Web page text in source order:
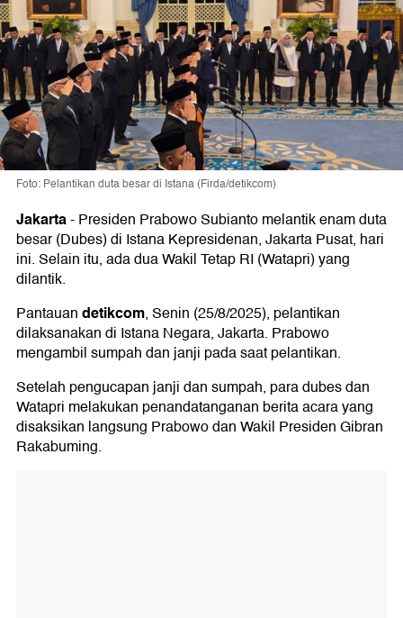
Foto: Pelantikan duta besar di Istana (Firda/detikcom)
Jakarta-Presiden Prabowo Subianto melantik enam duta
besar (Dubes) di Istana Kepresidenan, Jakarta Pusat, hari
ini. Selain itu, ada dua Wakil Tetap RI (Watapri) yang
dilantik.
Pantauandetikcom, Senin (25/8/2025), pelantikan
dilaksanakan di Istana Negara, Jakarta. Prabowo
mengambil sumpah dan janji pada saat pelantikan.
Setelah pengucapan janji dan sumpah, para dubes dan
Watapri melakukan penandatanganan berita acara yang
disaksikan langsung Prabowo dan Wakil Presiden Gibran
Rakabuming.